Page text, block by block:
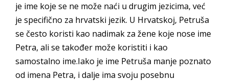
je ime koje se ne može naći u drugim jezicima, već
je specifično za hrvatski jezik. U Hrvatskoj, Petruša
se često koristi kao nadimak za žene koje nose ime
Petra, ali se također može koristiti i kao
samostalno ime.Iako je ime Petruša manje poznato
od imena Petra, i dalje ima svoju posebnu